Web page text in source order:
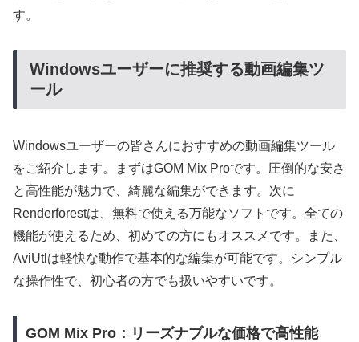
す。
Windowsユーザーに推奨する動画編集ツ
ール
Windowsユーザーの皆さんにおすすめの動画編集ツール
をご紹介します。まずはGOM Mix Proです。圧倒的な安さ
と高性能が魅力で、綺麗な編集ができます。次に
Renderforestは、無料で使える万能なソフトです。全ての
機能が使えるため、初めての方にもオススメです。また、
AviUtlは軽快な動作で基本的な編集が可能です。シンプル
な操作性で、初心者の方でも扱いやすいです。
GOM Mix Pro：リーズナブルな価格で高性能